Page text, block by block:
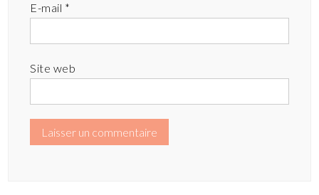
E-mail *
Site web